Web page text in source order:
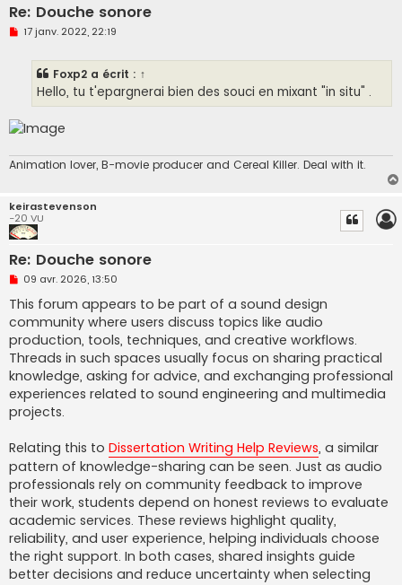
Re: Douche sonore
M
o
n
u
17 janv. 2022, 22:19
Foxp2 a écrit : ↑
Hello, tu t'epargnerai bien des souci en mixant "in situ" .
Animation lover, B-movie producer and Cereal Killer. Deal with it.
keirastevenson
-20 VU
Re: Douche sonore
M
s
s
a
g
e
n
o
n
l
u
09 avr. 2026, 13:50
This forum appears to be part of a sound design
community where users discuss topics like audio
production, tools, techniques, and creative workflows.
Threads in such spaces usually focus on sharing practical
knowledge, asking for advice, and exchanging professional
experiences related to sound engineering and multimedia
projects.
Relating this to Dissertation Writing Help Reviews, a similar
pattern of knowledge-sharing can be seen. Just as audio
professionals rely on community feedback to improve
their work, students depend on honest reviews to evaluate
academic services. These reviews highlight quality,
reliability, and user experience, helping individuals choose
the right support. In both cases, shared insights guide
better decisions and reduce uncertainty when selecting